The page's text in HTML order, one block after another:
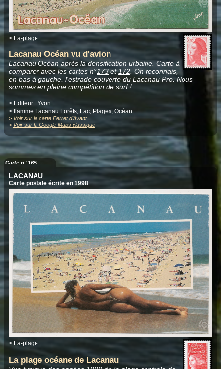
> La-plage
Lacanau Océan vu d'avion
Lacanau Océan après la densification urbaine. Carte à
comparer avec les cartes n°173et172. On reconnais,
en bas à gauche, l'estrade couverte du Lacanau Pro. Nous
sommes en pleine compétition de surf !
> Editeur : Yvon
> flamme Lacanau Forêts, Lac, Plages, Océan
> Voir sur la carte Ferret d'Avant
> Voir sur la Google Maps classique
Carte n° 165
LACANAU
Carte postale écrite en 1998
> La-plage
La plage océane de Lacanau